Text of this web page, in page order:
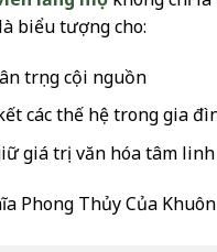
biểu tượng cho:
trọng cội nguồn
các thế hệ trong gia
giá trị văn hóa tâm